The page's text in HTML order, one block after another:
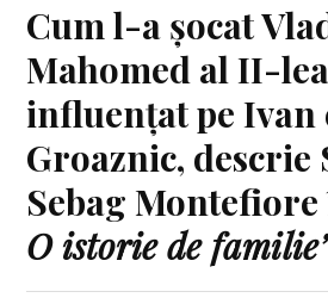
Cum l-a șocat
Mahomed al II-
influențat pe Ivan
Groaznic, descrie
Sebag
O istorie de